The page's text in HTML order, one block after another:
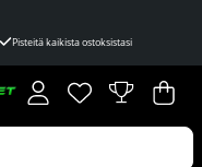
Pisteitä kaikista ostoksistasi
Toivelista
Lukumäärä
. .